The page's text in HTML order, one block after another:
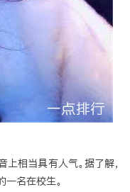
相当具有人气。据了解，
一名在校生。